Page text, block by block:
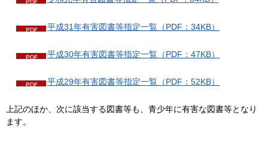
平成31年有害図書等指定一覧（PDF：34KB）
平成30年有害図書等指定一覧（PDF：47KB）
平成29年有害図書等指定一覧（PDF：52KB）
上記のほか、次に該当する図書等も、青少年に有害な図書等となり
ます。